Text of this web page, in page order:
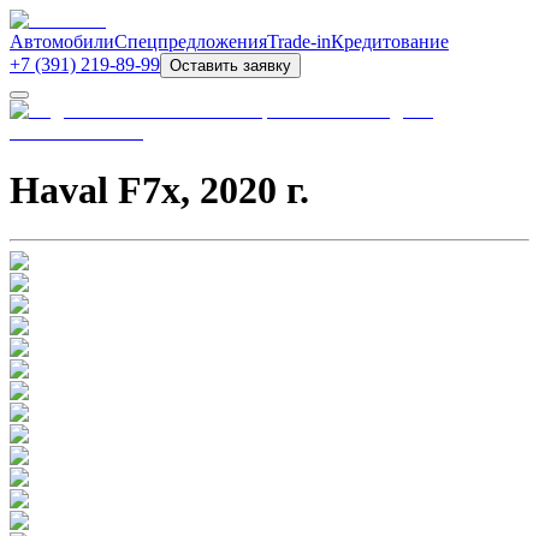
АвтомобилиСпецпредложенияTrade-inКредитование
+7 (391) 219-89-99 Оставить заявку
Haval F7x, 2020 г.